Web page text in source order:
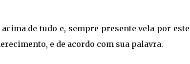
de tudo e, sempre presente vela por este
e de acordo com sua palavra.